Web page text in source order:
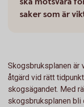
saker som är
Skogsbruksplanen är
åtgärd vid rätt
skogsägandet. Med
skogsbruksplanen bli